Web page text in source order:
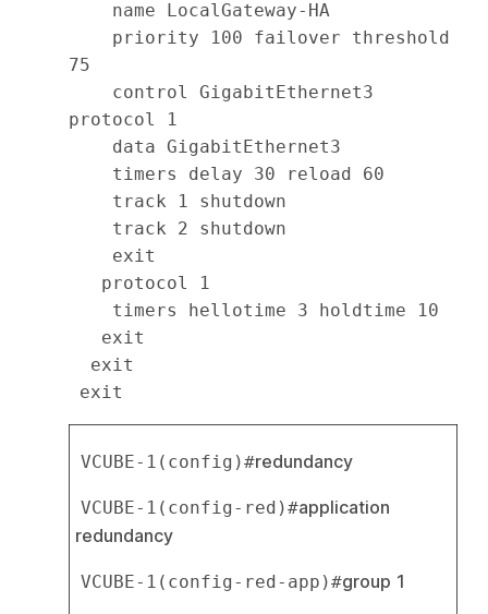
75
protocol 1
VCUBE-1(config)#redundancy
VCUBE-1(config-red)#application
redundancy
VCUBE-1(config-red-app)#group 1